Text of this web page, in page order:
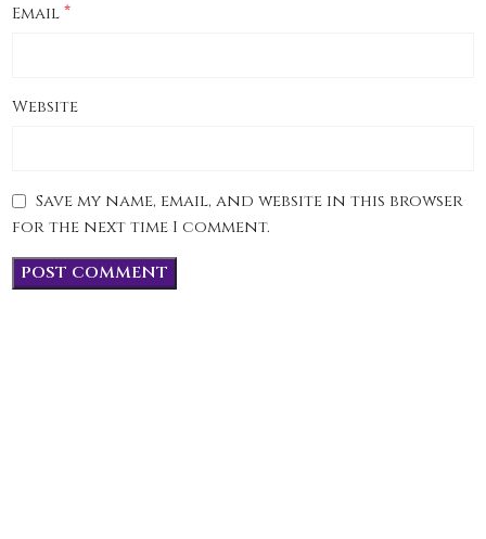
Email*
Website
Save my name, email, and website in this browser
for the next time I comment.